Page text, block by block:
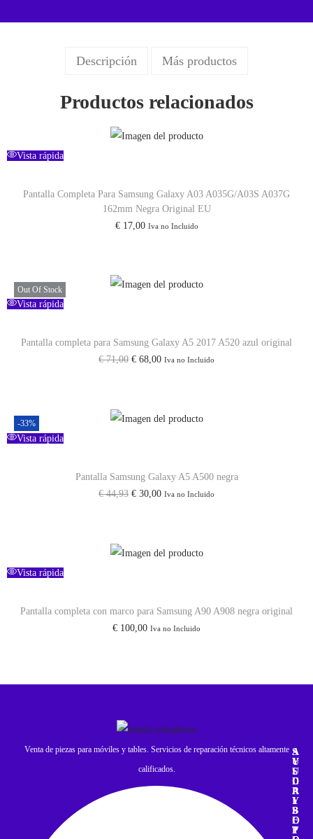
Descripción Más productos
Productos relacionados
Vista rápida
Pantalla Completa Para Samsung Galaxy A03 A035G/A03S A037G
162mm Negra Original EU
€17,00 Iva no Incluido
Out Of Stock
Vista rápida
Pantalla completa para Samsung Galaxy A5 2017 A520 azul original
€71,00 € 68,00 Iva no Incluido
-33%
Vista rápida
Pantalla Samsung Galaxy A5 A500 negra
€44,93 € 30,00 Iva no Incluido
Vista rápida
Pantalla completa con marco para Samsung A90 A908 negra original
€ 100,00 Iva no Incluido
Venta de piezas para móviles y tables. Servicios de reparación técnicos altamente
calificados.
A
Y
U
D
A
Y
S
O
P
S
U
S
C
R
I
B
E
T